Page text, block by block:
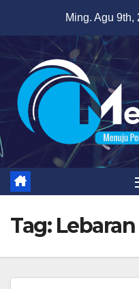
content
Ming. Agu 9th,
Tag: